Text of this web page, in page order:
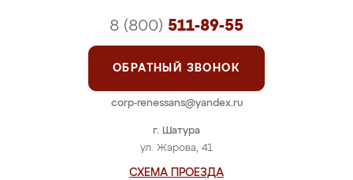
г. Шатура
ул. Жарова, 41
СХЕМА ПРОЕЗДА
8 (800) 511-89-55
ОБРАТНЫЙ ЗВОНОК
corp-renessans@yandex.ru